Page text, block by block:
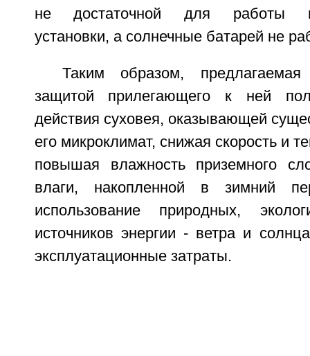
не достаточной для работы
установки, а солнечные батарей не
Таким образом,
защитой прилегающего к ней
действия суховея, оказывающей
его микроклимат, снижая скорость и
повышая влажность приземного
влаги, накопленной в зимний
использование природных,
источников энергии - ветра и
эксплуатационные затраты.